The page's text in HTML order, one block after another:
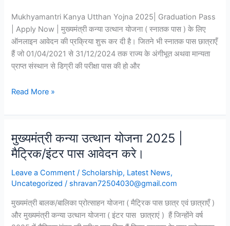
Mukhyamantri Kanya Utthan Yojna 2025| Graduation Pass
| Apply Now | मुख्यमंत्री कन्या उत्थान योजना ( स्नातक पास ) के लिए
ऑनलाइन आवेदन की प्रक्रिया शुरू कर दी है। जितने भी स्नातक पास छात्राएँ
हैं जो 01/04/2021 से 31/12/2024 तक राज्य के अंगीभूत अथवा मान्यता
प्राप्त संस्थान से डिग्री की परीक्षा पास की हो और
Read More »
मुख्यमंत्री कन्या उत्थान योजना 2025 |
मैट्रिक/इंटर पास आवेदन करे।
Leave a Comment / Scholarship, Latest News,
Uncategorized / shravan72504030@gmail.com
मुख्यमंत्री बालक/बालिका प्रोत्साहन योजना ( मैट्रिक पास छात्र एवं छात्राएँ )
और मुख्यमंत्री कन्या उत्थान योजना ( इंटर पास छात्राएं ) हैं जिन्होंने वर्ष
मुख्यमंत्री
कन्या
उत्थान
योजना
2025
मैट्रिक/
इंटर